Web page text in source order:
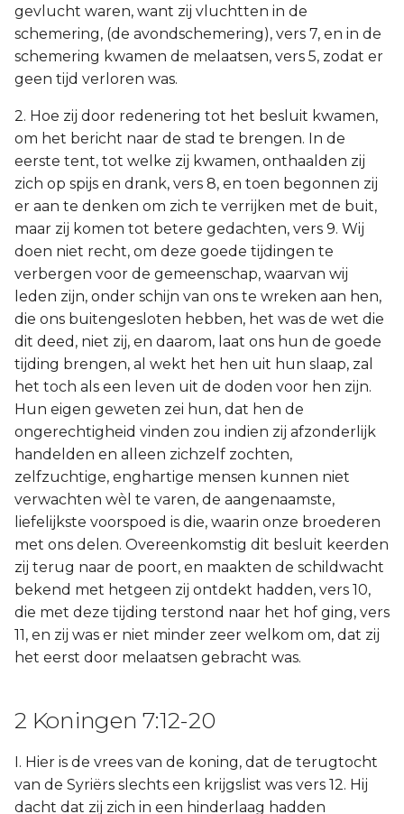
gevlucht waren, want zij vluchtten in de
schemering, (de avondschemering), vers 7, en in de
schemering kwamen de melaatsen, vers 5, zodat er
geen tijd verloren was.
2. Hoe zij door redenering tot het besluit kwamen,
om het bericht naar de stad te brengen. In de
eerste tent, tot welke zij kwamen, onthaalden zij
zich op spijs en drank, vers 8, en toen begonnen zij
er aan te denken om zich te verrijken met de buit,
maar zij komen tot betere gedachten, vers 9. Wij
doen niet recht, om deze goede tijdingen te
verbergen voor de gemeenschap, waarvan wij
leden zijn, onder schijn van ons te wreken aan hen,
die ons buitengesloten hebben, het was de wet die
dit deed, niet zij, en daarom, laat ons hun de goede
tijding brengen, al wekt het hen uit hun slaap, zal
het toch als een leven uit de doden voor hen zijn.
Hun eigen geweten zei hun, dat hen de
ongerechtigheid vinden zou indien zij afzonderlijk
handelden en alleen zichzelf zochten,
zelfzuchtige, enghartige mensen kunnen niet
verwachten wèl te varen, de aangenaamste,
liefelijkste voorspoed is die, waarin onze broederen
met ons delen. Overeenkomstig dit besluit keerden
zij terug naar de poort, en maakten de schildwacht
bekend met hetgeen zij ontdekt hadden, vers 10,
die met deze tijding terstond naar het hof ging, vers
11, en zij was er niet minder zeer welkom om, dat zij
het eerst door melaatsen gebracht was.
2 Koningen 7:12-20
I. Hier is de vrees van de koning, dat de terugtocht
van de Syriërs slechts een krijgslist was vers 12. Hij
dacht dat zij zich in een hinderlaag hadden